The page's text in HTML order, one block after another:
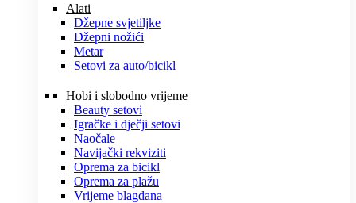
Alati
Džepne svjetiljke
Džepni nožići
Metar
Setovi za auto/bicikl
Hobi i slobodno vrijeme
Beauty setovi
Igračke i dječji setovi
Naočale
Navijački rekviziti
Oprema za bicikl
Oprema za plažu
Vrijeme blagdana